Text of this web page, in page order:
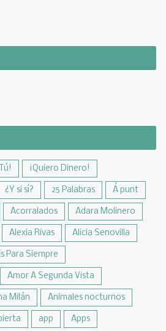
¡Quiero Dinero!
¿Y si sí? 25 Palabras Á punt
Acorralados Adara Molinero
Alexia Rivas Alicia Senovilla
Para Siempre
Amor A Segunda Vista
Milán Animales nocturnos
app Apps